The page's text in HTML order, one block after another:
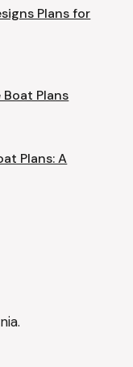
Plans for
Plans
Plans: A